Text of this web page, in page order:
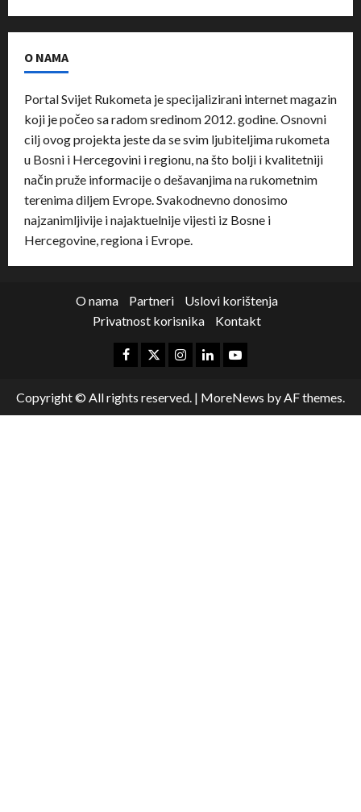
O NAMA
Portal Svijet Rukometa je specijalizirani internet magazin
koji je počeo sa radom sredinom 2012. godine. Osnovni
cilj ovog projekta jeste da se svim ljubiteljima rukometa
u Bosni i Hercegovini i regionu, na što bolji i kvalitetniji
način pruže informacije o dešavanjima na rukometnim
terenima diljem Evrope. Svakodnevno donosimo
najzanimljivije i najaktuelnije vijesti iz Bosne i
Hercegovine, regiona i Evrope.
O nama Partneri
Uslovi korištenja
Privatnost korisnika
Kontakt
Copyright © All rights reserved. | MoreNews by AF themes.